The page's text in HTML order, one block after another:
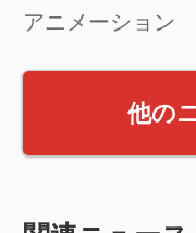
アニメーション
他の